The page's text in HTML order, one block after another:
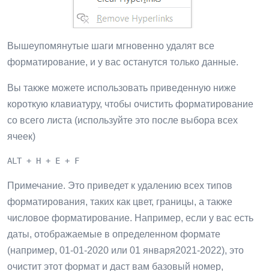
Вышеупомянутые шаги мгновенно удалят все
форматирование, и у вас останутся только данные.
Вы также можете использовать приведенную ниже
короткую клавиатуру, чтобы очистить форматирование
со всего листа (используйте это после выбора всех
ячеек)
ALT + H + E + F
Примечание. Это приведет к удалению всех типов
форматирования, таких как цвет, границы, а также
числовое форматирование. Например, если у вас есть
даты, отображаемые в определенном формате
(например, 01-01-2020 или 01 января2021-2022), это
очистит этот формат и даст вам базовый номер,